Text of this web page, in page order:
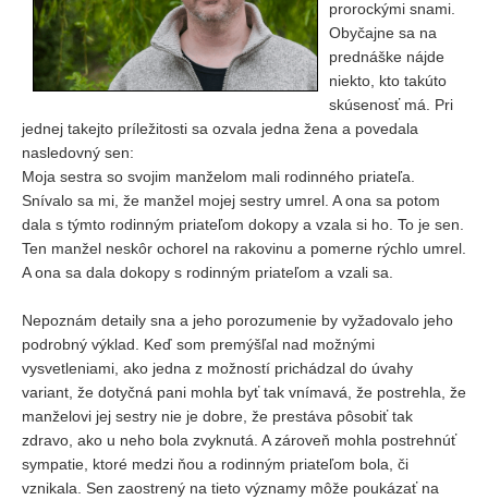
prorockými snami.
Obyčajne sa na
prednáške nájde
niekto, kto takúto
skúsenosť má. Pri
jednej takejto príležitosti sa ozvala jedna žena a povedala
nasledovný sen:
Moja sestra so svojim manželom mali rodinného priateľa.
Snívalo sa mi, že manžel mojej sestry umrel. A ona sa potom
dala s týmto rodinným priateľom dokopy a vzala si ho. To je sen.
Ten manžel neskôr ochorel na rakovinu a pomerne rýchlo umrel.
A ona sa dala dokopy s rodinným priateľom a vzali sa.
Nepoznám detaily sna a jeho porozumenie by vyžadovalo jeho
podrobný výklad. Keď som premýšľal nad možnými
vysvetleniami, ako jedna z možností prichádzal do úvahy
variant, že dotyčná pani mohla byť tak vnímavá, že postrehla, že
manželovi jej sestry nie je dobre, že prestáva pôsobiť tak
zdravo, ako u neho bola zvyknutá. A zároveň mohla postrehnúť
sympatie, ktoré medzi ňou a rodinným priateľom bola, či
vznikala. Sen zaostrený na tieto významy môže poukázať na